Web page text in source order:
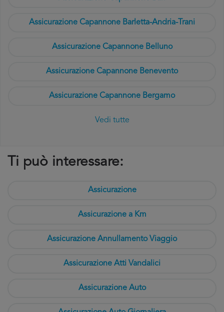
Assicurazione Capannone Barletta-Andria-Trani
Assicurazione Capannone Belluno
Assicurazione Capannone Benevento
Assicurazione Capannone Bergamo
Vedi tutte
Ti può interessare:
Assicurazione
Assicurazione a Km
Assicurazione Annullamento Viaggio
Assicurazione Atti Vandalici
Assicurazione Auto